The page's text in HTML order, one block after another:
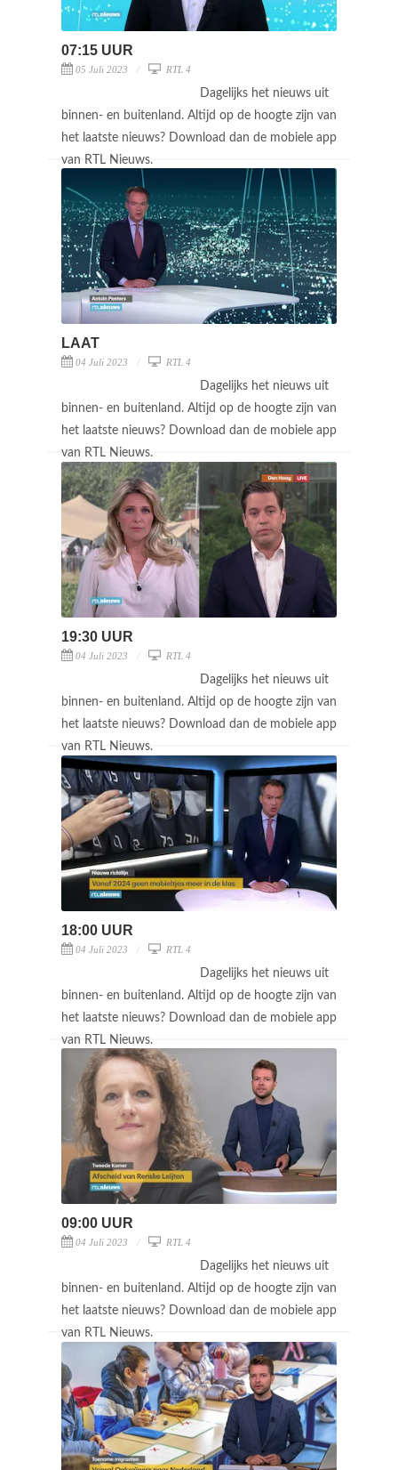
07:15 UUR
05 Juli 2023 RTL 4
Dagelijks het nieuws uit
binnen- en buitenland. Altijd op de hoogte zijn van
het laatste nieuws? Download dan de mobiele app
van RTL Nieuws.
LAAT
04 Juli 2023 RTL 4
Dagelijks het nieuws uit
binnen- en buitenland. Altijd op de hoogte zijn van
het laatste nieuws? Download dan de mobiele app
van RTL Nieuws.
19:30 UUR
04 Juli 2023 RTL 4
Dagelijks het nieuws uit
binnen- en buitenland. Altijd op de hoogte zijn van
het laatste nieuws? Download dan de mobiele app
van RTL Nieuws.
18:00 UUR
04 Juli 2023 RTL 4
Dagelijks het nieuws uit
binnen- en buitenland. Altijd op de hoogte zijn van
het laatste nieuws? Download dan de mobiele app
van RTL Nieuws.
09:00 UUR
04 Juli 2023 RTL 4
Dagelijks het nieuws uit
binnen- en buitenland. Altijd op de hoogte zijn van
het laatste nieuws? Download dan de mobiele app
van RTL Nieuws.